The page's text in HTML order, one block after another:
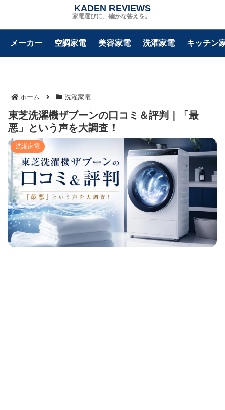
家電選びに、確かな答えを。
KADEN REVIEWS
メーカー 空調家電 美容家電 洗濯家電 キッチン
ホーム 洗濯家電
東芝洗濯機ザブーンの口コミ＆評判｜「最
悪」という声を大調査！
洗濯家電